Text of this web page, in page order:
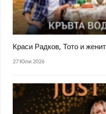
Краси Радков, Тото и
27 Юли 2026